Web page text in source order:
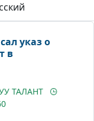
указ о
в
ТАЛАНТ